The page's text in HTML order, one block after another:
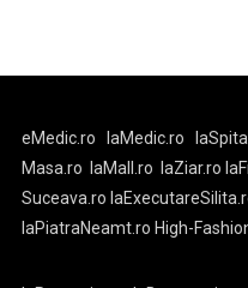
eMedic.ro laMedic.ro
Masa.ro
laMall.ro laZiar.ro
Suceava.ro
laPiatraNeamt.ro High-